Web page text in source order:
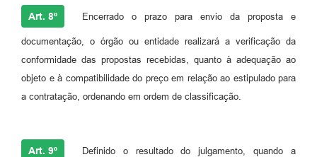
Art. 8º Encerrado o prazo para envio da proposta e
documentação, o órgão ou entidade realizará a verificação da
conformidade das propostas recebidas, quanto à adequação ao
objeto e à compatibilidade do preço em relação ao estipulado para
a contratação, ordenando em ordem de classificação.
Art. 9º Definido o resultado do julgamento, quando a